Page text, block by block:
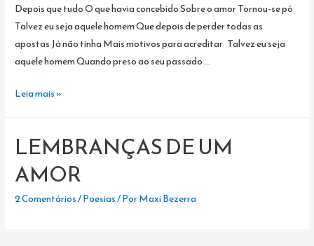
Depois que tudo O que havia concebido Sobre o amor Tornou-se pó
Talvez eu seja aquele homem Que depois de perder todas as
apostas Já não tinha Mais motivos para acreditar Talvez eu seja
aquele homem Quando preso ao seu passado …
TALVEZ
AQUELE
HOMEM
Leia mais »
LEMBRANÇAS DE UM
AMOR
2 Comentários/Poesias/ PorMaxi Bezerra